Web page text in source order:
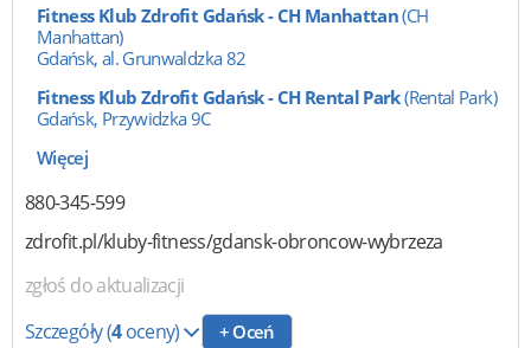
Fitness Klub Zdrofit Gdańsk - CH Manhattan(CH
Manhattan)
Gdańsk, al. Grunwaldzka 82
Fitness Klub Zdrofit Gdańsk - CH Rental Park(Rental Park)
Gdańsk, Przywidzka 9C
Więcej
880-345-599
zdrofit.pl/kluby-fitness/gdansk-obroncow-wybrzeza
zgłoś do aktualizacji
Szczegóły(4oceny) + Oceń